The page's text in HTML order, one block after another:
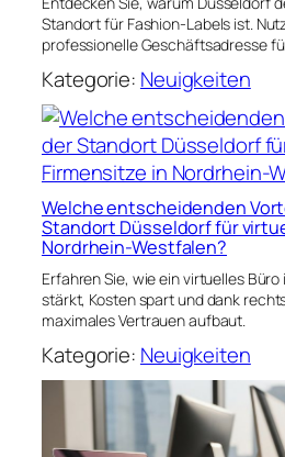
Standort für Fashion-Labels ist.
professionelle Geschäftsadresse
Kategorie: Neuigkeiten
Welche entscheidenden
Standort Düsseldorf für
Nordrhein-Westfalen?
Erfahren Sie, wie ein virtuelles
stärkt, Kosten spart und dank
maximales Vertrauen aufbaut.
Kategorie: Neuigkeiten